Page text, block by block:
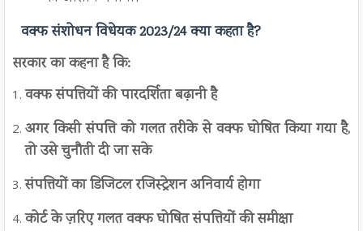
वक्फ संशोधन विधेयक 2023/24 क्या कहता है?
सरकार का कहना है कि:
वक्फ संपत्तियों की पारदर्शिता बढ़ानी है
अगर किसी संपत्ति को गलत तरीके से वक्फ घोषित किया गया है,
तो उसे चुनौती दी जा सके
संपत्तियों का डिजिटल रजिस्ट्रेशन अनिवार्य होगा
कोर्ट के ज़रिए गलत वक्फ घोषित संपत्तियों की समीक्षा